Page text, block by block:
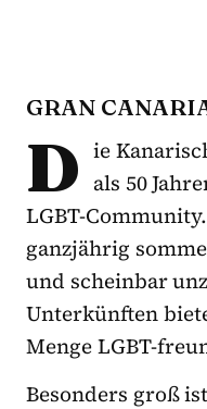
GRAN
D ie
als 50
LGBT-
ganzjährig
und scheinbar
Unterkünften
Menge LGBT-
Besonders groß